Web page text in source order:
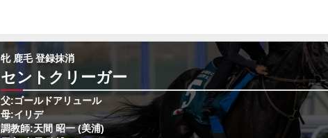
牝 鹿毛 登録抹消
セントクリーガー
父:ゴールドアリュール
母:イリデ
調教師:天間 昭一 (美浦)